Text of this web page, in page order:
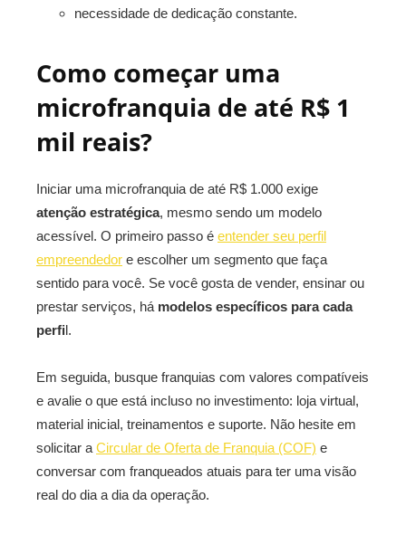
necessidade de dedicação constante.
Como começar uma
microfranquia de até R$ 1
mil reais?
Iniciar uma microfranquia de até R$ 1.000 exige
atenção estratégica, mesmo sendo um modelo
acessível. O primeiro passo é entender seu perfil
empreendedor e escolher um segmento que faça
sentido para você. Se você gosta de vender, ensinar ou
prestar serviços, há modelos específicos para cada
perfil.
Em seguida, busque franquias com valores compatíveis
e avalie o que está incluso no investimento: loja virtual,
material inicial, treinamentos e suporte. Não hesite em
solicitar a Circular de Oferta de Franquia (COF) e
conversar com franqueados atuais para ter uma visão
real do dia a dia da operação.